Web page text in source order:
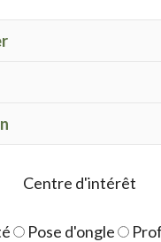
gel
Centre d'intérêt
Pose d'ongle